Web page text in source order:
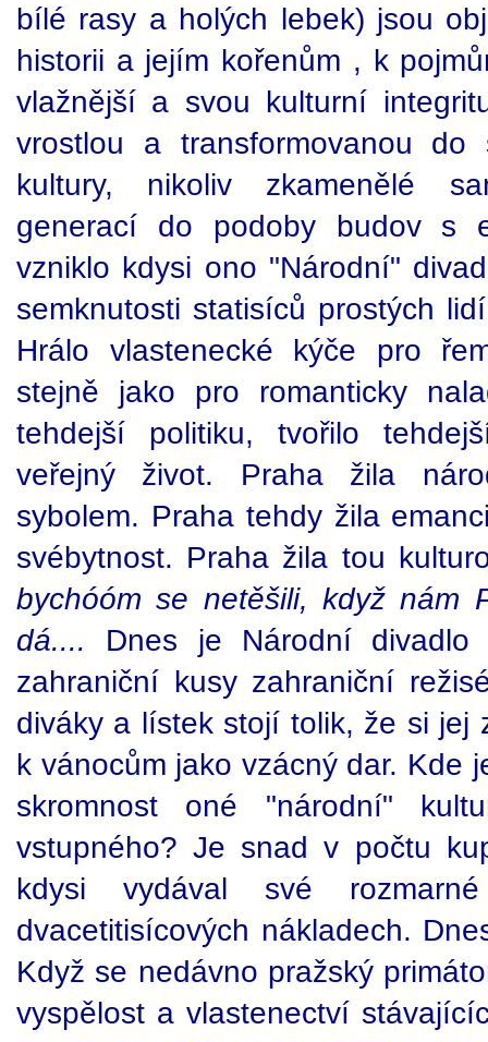
bílé rasy a holých lebek) jsou
historii a jejím kořenům , k
vlažnější a svou kulturní
vrostlou a transformovanou
kultury, nikoliv zkamenělé
generací do podoby budov s
vzniklo kdysi ono "Národní"
semknutosti statisíců prostých
Hrálo vlastenecké kýče pro
stejně jako pro romanticky
tehdejší politiku, tvořilo
veřejný život. Praha žila
sybolem. Praha tehdy žila
svébytnost. Praha žila tou
bychóóm se netěšili, když nám
dá.... Dnes je Národní
zahraniční kusy zahraniční
diváky a lístek stojí tolik, že si jej
k vánocům jako vzácný dar. Kde
skromnost oné "národní"
vstupného? Je snad v počtu
kdysi vydával své
dvacetitisícových nákladech.
Když se nedávno pražský
vyspělost a vlastenectví